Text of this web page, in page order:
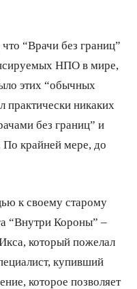
“Врачи без границ”
НПО в мире,
этих “обычных
практически никаких
без границ” и
крайней мере, до
к своему старому
“Внутри Короны” –
который пожелал
купивший
которое позволяет